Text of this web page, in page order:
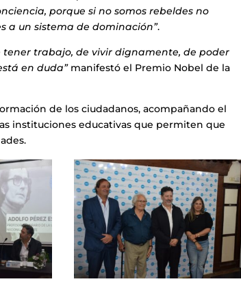
porque si no somos rebeldes no
a un sistema de dominación”.
tener trabajo, de vivir dignamente, de poder
en duda”manifestó el Premio Nobel de la
de los ciudadanos, acompañando el
instituciones educativas que permiten que